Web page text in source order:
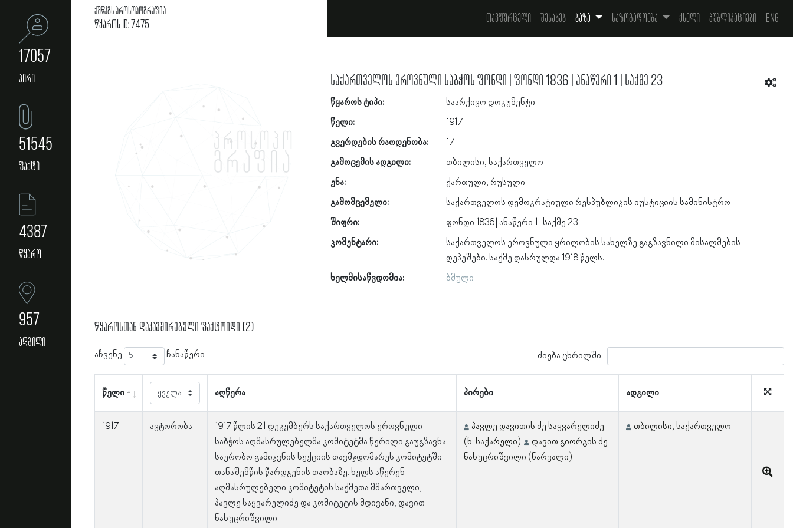
17057
პირი
51545
ფაქტი
4387
წყარო
957
ადგილი
ქშწკგს პროსოპოგრაფია
წყაროს ID: 7475 თავფურცელი შესახებ ბაზა საზოგადოება ქსელი პუბლიკაციები Eng
საქართველოს ეროვნული საბჭოს ფონდი | ფონდი 1836 | ანაწერი 1 | საქმე 23
წყაროს ტიპი:
საარქივო დოკუმენტი
წელი:
1917
გვერდების რაოდენობა:
17
გამოცემის ადგილი:
თბილისი, საქართველო
ენა:
ქართული, რუსული
გამომცემელი:
საქართველოს დემოკრატიული რესპუბლიკის იუსტიციის სამინისტრო
შიფრი:
ფონდი 1836 | ანაწერი 1 | საქმე 23
კომენტარი:
საქართველოს ეროვნული ყრილობის სახელზე გაგზავნილი მისალმების
დეპეშები. საქმე დასრულდა 1918 წელს.
ხელმისაწვდომია:
ბმული
წყაროსთან დაკავშირებული ფაქტოიდი (2)
აჩვენე ჩანაწერი ძიება ცხრილში:
წელი აღწერა პირები ადგილი
1917 ავტორობა
1917 წლის 21 დეკემბერს საქართველოს ეროვნული
საბჭოს აღმასრულებელმა კომიტეტმა წერილი გაუგზავნა
საერობო გამიჯვნის სექციის თავმჯდომარეს კომიტეტში
თანაშემწის წარდგენის თაობაზე. ხელს აწერენ
აღმასრულებელი კომიტეტის საქმეთა მმართველი,
პავლე საყვარელიძე და კომიტეტის მდივანი, დავით
ნახუცრიშვილი.
პავლე დავითის ძე საყვარელიძე
(ნ. საქარელი)
დავით გიორგის ძე
ნახუცრიშვილი (ნარვალი)
თბილისი, საქართველო